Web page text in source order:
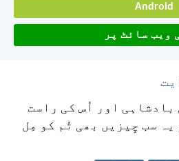
Android
ویب سائٹ پر
بادشاہی اور اُس کی راست
یہ سب چِیزیں بھی تُم کو مِل